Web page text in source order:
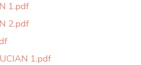
1.pdf
2.pdf
1.pdf